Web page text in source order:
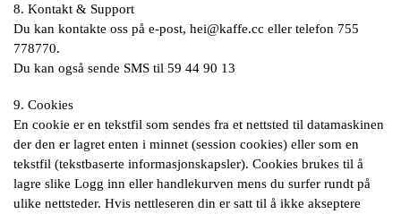
8. Kontakt & Support
Du kan kontakte oss på e-post, hei@kaffe.cc eller telefon 755
778770.
Du kan også sende SMS til 59 44 90 13
9. Cookies
En cookie er en tekstfil som sendes fra et nettsted til datamaskinen
der den er lagret enten i minnet (session cookies) eller som en
tekstfil (tekstbaserte informasjonskapsler). Cookies brukes til å
lagre slike Logg inn eller handlekurven mens du surfer rundt på
ulike nettsteder. Hvis nettleseren din er satt til å ikke akseptere